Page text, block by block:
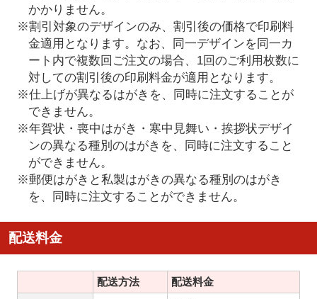
かかりません。
※割引対象のデザインのみ、割引後の価格で印刷料
金適用となります。なお、同一デザインを同一カ
ート内で複数回ご注文の場合、1回のご利用枚数に
対しての割引後の印刷料金が適用となります。
※仕上げが異なるはがきを、同時に注文することが
できません。
※年賀状・喪中はがき・寒中見舞い・挨拶状デザイ
ンの異なる種別のはがきを、同時に注文すること
ができません。
※郵便はがきと私製はがきの異なる種別のはがき
を、同時に注文することができません。
配送料金
配送方法 配送料金